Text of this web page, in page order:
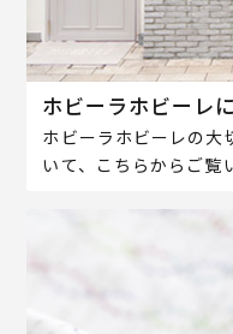
ホビーラホビーレ
ホビーラホビーレの大
いて、こちらからご覧